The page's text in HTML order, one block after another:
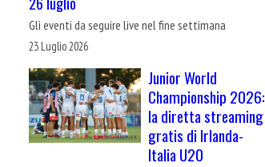
Gli eventi da seguire live nel fine settimana
23 Luglio 2026
Junior World
Championship 2026:
la diretta streaming
gratis di Irlanda-
Italia U20